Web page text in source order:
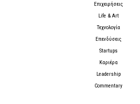
Επιχειρήσεις
Life & Art
Τεχνολογία
Επενδύσεις
Startups
Καριέρα
Leadership
Commentary